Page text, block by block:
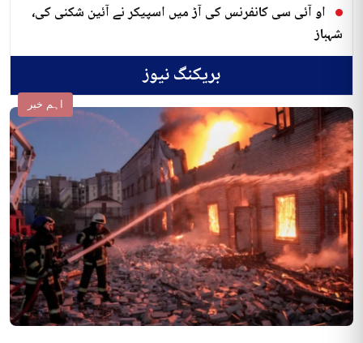
او آئی سی کانفرنس کی آڑ میں اسپیکر نے آئین شکنی کی،
شہباز
بریکنگ نیوز
اہم خبر